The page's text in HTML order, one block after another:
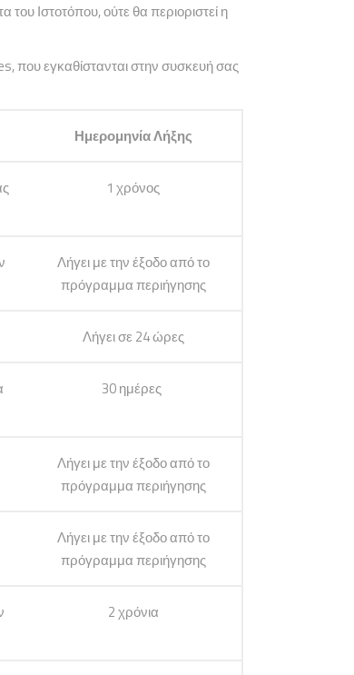
του Ιστοτόπου, ούτε θα περιοριστεί η
που εγκαθίστανται στην συσκευή σας
Ημερομηνία Λήξης
1 χρόνος
Λήγει με την έξοδο από το
πρόγραμμα περιήγησης
Λήγει σε 24 ώρες
30 ημέρες
Λήγει με την έξοδο από το
πρόγραμμα περιήγησης
Λήγει με την έξοδο από το
πρόγραμμα περιήγησης
2 χρόνια